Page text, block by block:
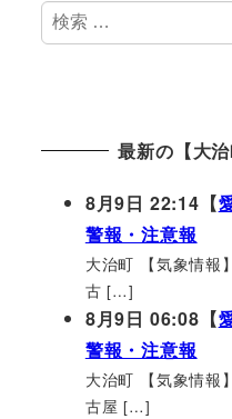
検
索
最新の【大
8月9日 22:14【
警報・注意報
大治町 【気象情報
古 […]
8月9日 06:08【
警報・注意報
大治町 【気象情報
古屋 […]